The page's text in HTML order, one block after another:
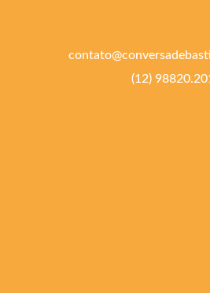
(12)